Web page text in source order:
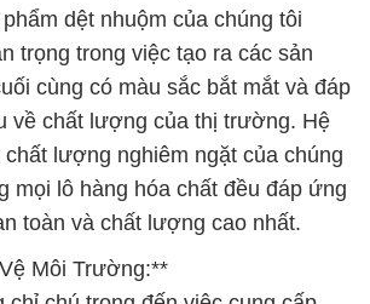
dệt nhuộm của chúng tôi
trọng trong việc tạo ra các sản
cùng có màu sắc bắt mắt và đáp
về chất lượng của thị trường. Hệ
lượng nghiêm ngặt của chúng
mọi lô hàng hóa chất đều đáp ứng
toàn và chất lượng cao nhất.
Môi Trường:**